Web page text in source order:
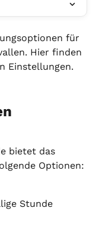
für
Hier finden
Einstellungen.
bietet das
Optionen:
Stunde